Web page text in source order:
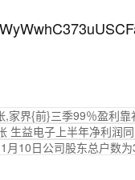
家界{前}三季99％盈利靠
生益电子上半年净利润
月10日公司股东总户数